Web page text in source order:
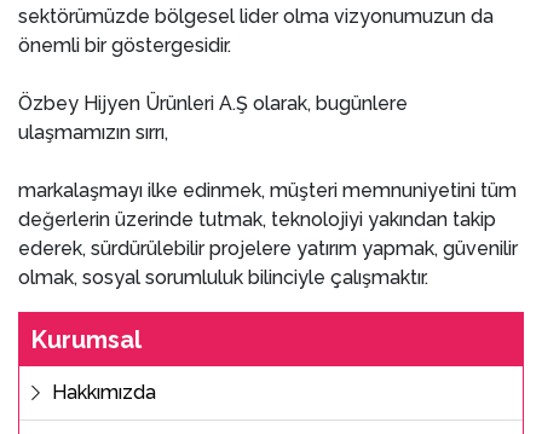
sektörümüzde bölgesel lider olma vizyonumuzun da
önemli bir göstergesidir.
Özbey Hijyen Ürünleri A.Ş olarak, bugünlere
ulaşmamızın sırrı,
markalaşmayı ilke edinmek, müşteri memnuniyetini tüm
değerlerin üzerinde tutmak, teknolojiyi yakından takip
ederek, sürdürülebilir projelere yatırım yapmak, güvenilir
olmak, sosyal sorumluluk bilinciyle çalışmaktır.
Kurumsal
Hakkımızda